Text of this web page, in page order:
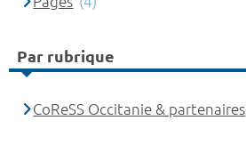
Par rubrique
CoReSS Occitanie & partenaires